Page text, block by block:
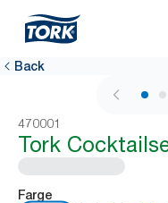
Back
470001
Tork
Farge